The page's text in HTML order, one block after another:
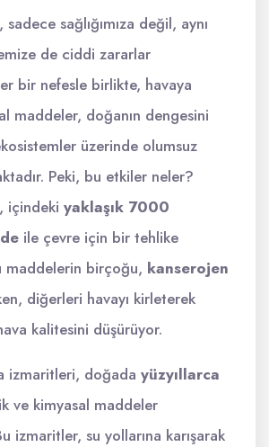
sağlığımıza değil, aynı
de ciddi zararlar
bir nefesle birlikte, havaya
maddeler, doğanın dengesini
üzerinde olumsuz
Peki, bu etkiler neler?
içindeki yaklaşık 7000
ile çevre için bir tehlike
maddelerin birçoğu, kanserojen
diğerleri havayı kirleterek
kalitesini düşürüyor.
izmaritleri, doğada yüzyıllarca
ve kimyasal maddeler
izmaritler, su yollarına karışarak